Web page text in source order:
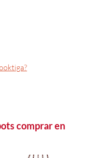
comprar en